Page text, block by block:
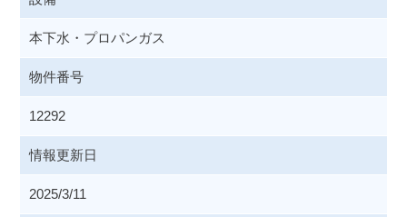
本下水・プロパンガス
物件番号
12292
情報更新日
2025/3/11